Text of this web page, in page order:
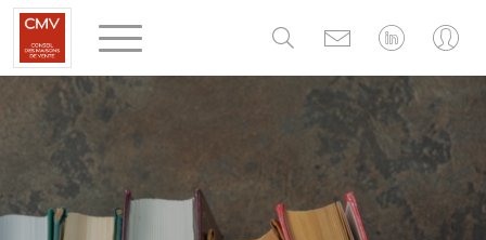
Panneau de gestion des cookies